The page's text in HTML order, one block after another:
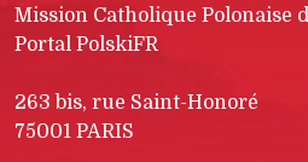
Mission Catholique Polonaise
Portal PolskiFR
263 bis, rue Saint-Honoré
75001 PARIS